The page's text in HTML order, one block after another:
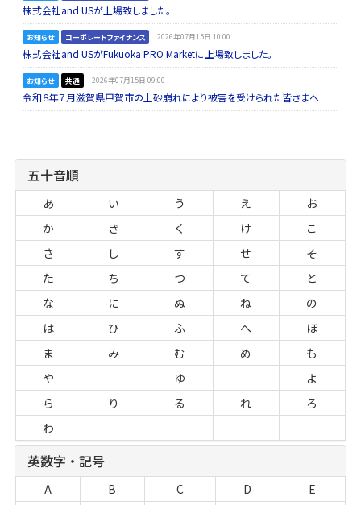
株式会社and USが上場致しました。
お知らせ コーポレートファイナンス 2026年07月15日 10:00
株式会社and USがFukuoka PRO Marketに上場致しました。
お知らせ 共通 2026年07月15日 09:00
令和８年７月滋賀県甲賀市の土砂崩れにより被害を受けられた皆さまへ
五十音順
あ い う え
お
か
き く け
こ
さ
し す せ
そ
た
ち つ て
と
な
に ぬ ね
の
は
ひ ふ へ
ほ
ま
み む め
も
や
ゆ
よ
ら
り る れ
ろ
わ
英数字・記号
A B C D
E